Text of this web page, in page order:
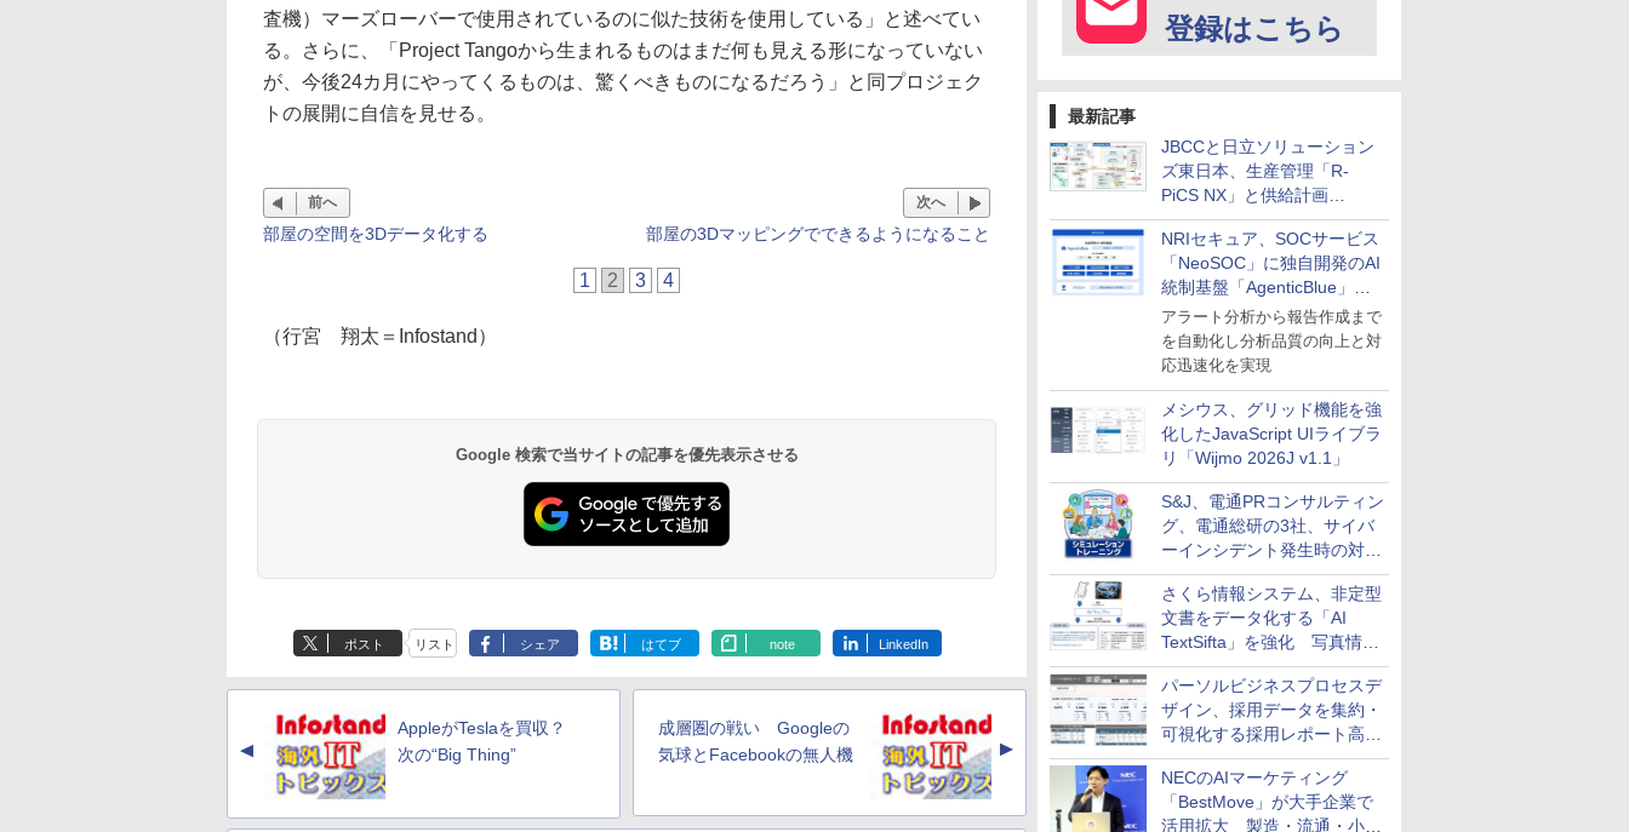
登録はこちら
最新記事
JBCCと日立ソリューション
ズ東日本、生産管理「R-
PiCS NX」と供給計画
「scSQUARE ISP」の連携サ
ービスを提供開始
NRIセキュア、SOCサービス
「NeoSOC」に独自開発のAI
統制基盤「AgenticBlue」を
導入
アラート分析から報告作成まで
を自動化し分析品質の向上と対
応迅速化を実現
メシウス、グリッド機能を強
化したJavaScript UIライブラ
リ「Wijmo 2026J v1.1」
S&J、電通PRコンサルティン
グ、電通総研の3社、サイバ
ーインシデント発生時の対応
と危機管理広報を一体的に訓
練するプログラムを提供
さくら情報システム、非定型
文書をデータ化する「AI
TextSifta」を強化 写真情報
のデータ化などに対応
パーソルビジネスプロセスデ
ザイン、採用データを集約・
可視化する採用レポート高速
化サービスを提供
NECのAIマーケティング
「BestMove」が大手企業で
活用拡大 製造・流通・小売
査機）マーズローバーで使用されているのに似た技術を使用している」と述べてい
る。さらに、「Project Tangoから生まれるものはまだ何も見える形になっていない
が、今後24カ月にやってくるものは、驚くべきものになるだろう」と同プロジェク
トの展開に自信を見せる。
前へ
部屋の空間を3Dデータ化する
次へ
部屋の3Dマッピングでできるようになること
1 2 3 4
（行宮 翔太＝Infostand）
Google 検索で当サイトの記事を優先表示させる
ポスト リスト シェア はてブ note LinkedIn
▲
AppleがTeslaを買収？
次の“Big Thing”
成層圏の戦い Googleの
気球とFacebookの無人機
▲